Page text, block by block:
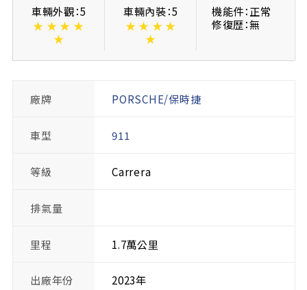
車輛外觀：5
★ ★ ★ ★
★
車輛內裝：5
★ ★ ★ ★
★
機能件：正常
修復歴：無
廠牌 PORSCHE/保時捷
車型 911
等級 Carrera
排氣量
里程 1.7萬公里
出廠年份 2023年